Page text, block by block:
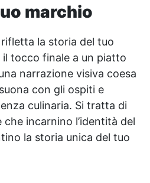
marchio
rifletta la storia del tuo
tocco finale a un piatto
narrazione visiva coesa
con gli ospiti e
culinaria. Si tratta di
che incarnino l’identità del
la storia unica del tuo